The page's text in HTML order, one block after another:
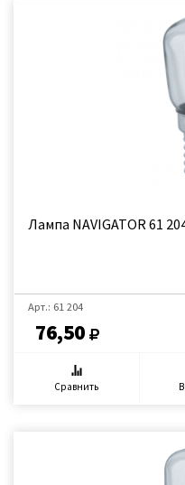
Лампа NAVIGATOR 61
Арт.: 61 204
76,50
Сравнить